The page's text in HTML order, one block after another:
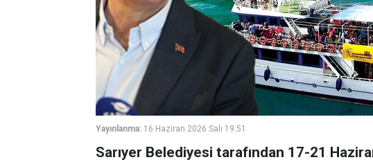
Yayınlanma: 16 Haziran 2026 Salı 19:51
Sarıyer Belediyesi tarafından 17-21